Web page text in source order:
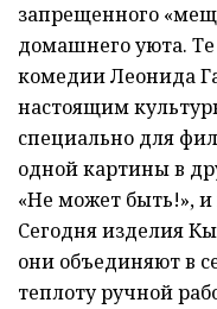
запрещенного
домашнего уюта.
комедии Леонида
настоящим
специально для
одной картины в
«Не может быть!», и
Сегодня изделия
они объединяют в
теплоту ручной